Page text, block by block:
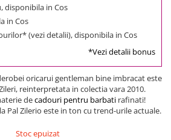
disponibila in Cos
in Cos
(vezi detalii), disponibila in Cos
*Vezi detalii bonus
oricarui gentleman bine imbracat este
reinterpretata in colectia vara 2010.
decadouri pentru barbatirafinati!
Pal Zilerio este in ton cu trend-urile actuale.
Stoc epuizat